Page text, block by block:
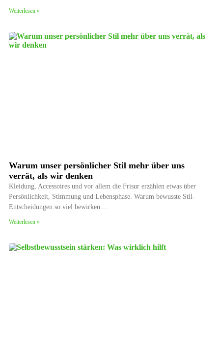
Weiterlesen »
Warum unser persönlicher Stil mehr über uns
verrät, als wir denken
Kleidung, Accessoires und vor allem die Frisur erzählen etwas über
Persönlichkeit, Stimmung und Lebensphase. Warum bewusste Stil-
Entscheidungen so viel bewirken.
Weiterlesen »